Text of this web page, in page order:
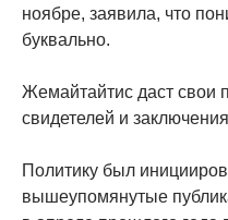
ноябре, заявила, что
буквально.
Жемайтайтис даст свои
свидетелей и
Политику был
вышеупомянутые